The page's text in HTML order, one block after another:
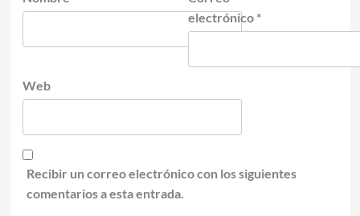
electrónico *
Web
Recibir un correo electrónico con los siguientes
comentarios a esta entrada.